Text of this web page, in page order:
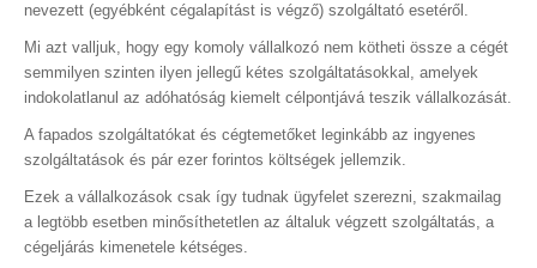
nevezett (egyébként cégalapítást is végző) szolgáltató esetéről.
Mi azt valljuk, hogy egy komoly vállalkozó nem kötheti össze a cégét
semmilyen szinten ilyen jellegű kétes szolgáltatásokkal, amelyek
indokolatlanul az adóhatóság kiemelt célpontjává teszik vállalkozását.
A fapados szolgáltatókat és cégtemetőket leginkább az ingyenes
szolgáltatások és pár ezer forintos költségek jellemzik.
Ezek a vállalkozások csak így tudnak ügyfelet szerezni, szakmailag
a legtöbb esetben minősíthetetlen az általuk végzett szolgáltatás, a
cégeljárás kimenetele kétséges.